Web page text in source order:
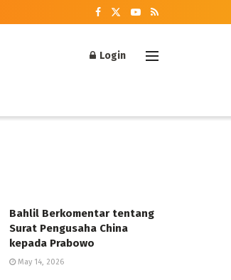
Login
Bahlil Berkomentar tentang
Surat Pengusaha China
kepada Prabowo
May 14, 2026